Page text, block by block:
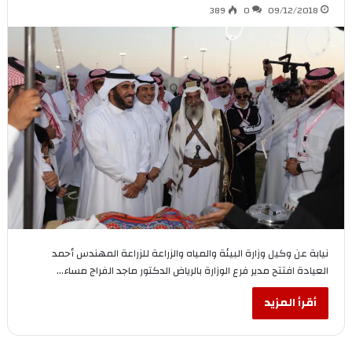
09/12/2018
0
389
نيابة عن وكيل وزارة البيئة والمياه والزراعة للزراعة المهندس أحمد
العيادة افتتح مدير فرع الوزارة بالرياض الدكتور ماجد الفراج مساء…
أقرأ المزيد